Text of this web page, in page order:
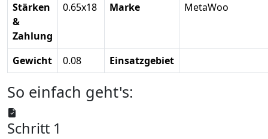
Stärken
&
Zahlung
0.65x18 Marke MetaWoo
Gewicht 0.08 Einsatzgebiet
So einfach geht's:
Schritt 1